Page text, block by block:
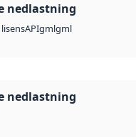
nedlastning
APIgmlgml
nedlastning